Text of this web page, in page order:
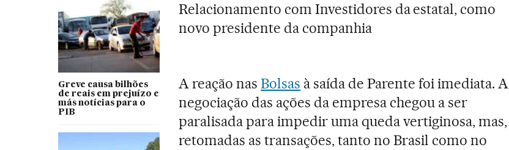
Greve causa bilhões
de reais em prejuízo e
más notícias para o
PIB
Relacionamento com Investidores da estatal, como
novo presidente da companhia
A reação nasBolsas à saída de Parente foi imediata. A
negociação das ações da empresa chegou a ser
paralisada para impedir uma queda vertiginosa, mas,
retomadas as transações, tanto no Brasil como no